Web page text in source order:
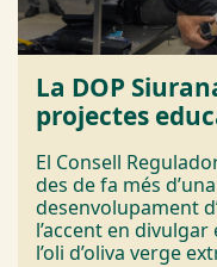
La DOP
projectes
El Consell
des de fa més
desenvolupament
l’accent en
l’oli d’oliva verge